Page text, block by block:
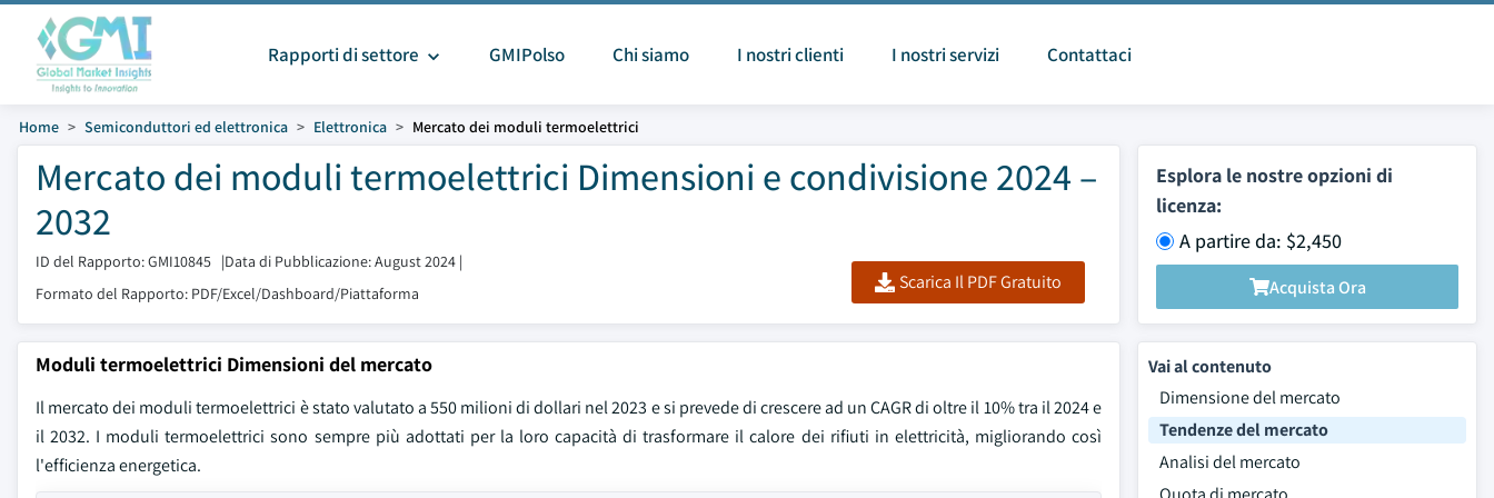
Rapporti di settore GMIPolso Chi siamo I nostri clienti I nostri servizi Contattaci
Home Semiconduttori ed elettronica Elettronica Mercato dei moduli termoelettrici
Mercato dei moduli termoelettrici Dimensioni e condivisione 2024 –
2032
ID del Rapporto: GMI10845 |Data di Pubblicazione: August 2024 |
Formato del Rapporto: PDF/Excel/Dashboard/Piattaforma
Scarica Il PDF Gratuito
Esplora le nostre opzioni di
licenza:
A partire da: $2,450
Acquista Ora
Moduli termoelettrici Dimensioni del mercato
Il mercato dei moduli termoelettrici è stato valutato a 550 milioni di dollari nel 2023 e si prevede di crescere ad un CAGR di oltre il 10% tra il 2024 e
il 2032. I moduli termoelettrici sono sempre più adottati per la loro capacità di trasformare il calore dei rifiuti in elettricità, migliorando così
l'efficienza energetica.
Vai al contenuto
Dimensione del mercato
Tendenze del mercato
Analisi del mercato